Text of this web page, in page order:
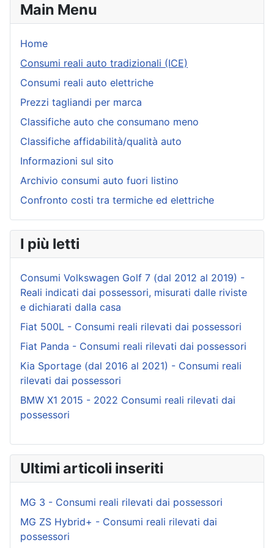
Main Menu
Home
Consumi reali auto tradizionali (ICE)
Consumi reali auto elettriche
Prezzi tagliandi per marca
Classifiche auto che consumano meno
Classifiche affidabilità/qualità auto
Informazioni sul sito
Archivio consumi auto fuori listino
Confronto costi tra termiche ed elettriche
I più letti
Consumi Volkswagen Golf 7 (dal 2012 al 2019) -
Reali indicati dai possessori, misurati dalle riviste
e dichiarati dalla casa
Fiat 500L - Consumi reali rilevati dai possessori
Fiat Panda - Consumi reali rilevati dai possessori
Kia Sportage (dal 2016 al 2021) - Consumi reali
rilevati dai possessori
BMW X1 2015 - 2022 Consumi reali rilevati dai
possessori
Ultimi articoli inseriti
MG 3 - Consumi reali rilevati dai possessori
MG ZS Hybrid+ - Consumi reali rilevati dai
possessori